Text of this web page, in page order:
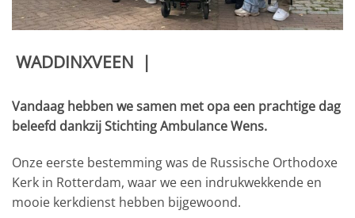
WADDINXVEEN |
Vandaag hebben we samen met opa een prachtige dag
beleefd dankzij Stichting Ambulance Wens.
Onze eerste bestemming was de Russische Orthodoxe
Kerk in Rotterdam, waar we een indrukwekkende en
mooie kerkdienst hebben bijgewoond.